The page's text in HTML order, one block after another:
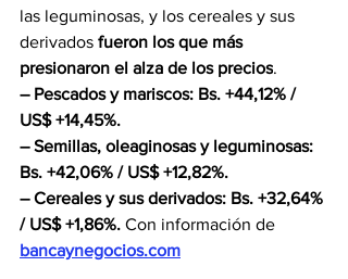
las leguminosas, y los cereales y sus
derivados fueron los que más
presionaron el alza de los precios.
– Pescados y mariscos: Bs. +44,12% /
US$ +14,45%.
– Semillas, oleaginosas y leguminosas:
Bs. +42,06% / US$ +12,82%.
– Cereales y sus derivados: Bs. +32,64%
/ US$ +1,86%. Con información de
bancaynegocios.com